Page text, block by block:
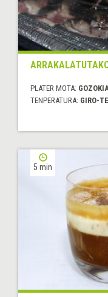
PLATER MOTA:
TENPERATURA: GIRO-
5 min